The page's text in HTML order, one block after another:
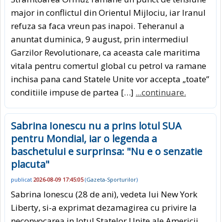
major in conflictul din Orientul Mijlociu, iar Iranul
refuza sa faca vreun pas inapoi. Teheranul a
anuntat duminica, 9 august, prin intermediul
Garzilor Revolutionare, ca aceasta cale maritima
vitala pentru comertul global cu petrol va ramane
inchisa pana cand Statele Unite vor accepta „toate”
conditiile impuse de partea […] ...continuare.
Sabrina Ionescu nu a prins lotul SUA
pentru Mondial, iar o legenda a
baschetului e surprinsa: "Nu e o senzatie
placuta"
publicat 2026-08-09 17:45:05(Gazeta-Sporturilor)
Sabrina Ionescu (28 de ani), vedeta lui New York
Liberty, si-a exprimat dezamagirea cu privire la